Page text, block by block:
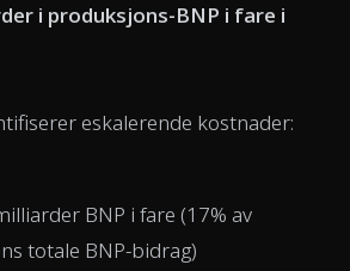
i produksjons-BNP i fare i
eskalerende kostnader:
BNP i fare (17% av
totale BNP-bidrag)